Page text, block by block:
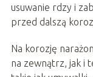
usuwanie rdzy i
przed dalszą
Na korozję
na zewnątrz, jak i